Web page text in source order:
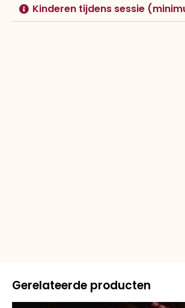
Kinderen tijdens sessie
Gerelateerde producten